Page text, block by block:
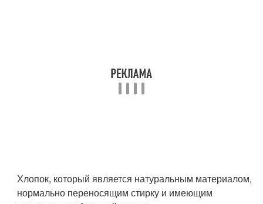
Хлопок, который является натуральным материалом,
нормально переносящим стирку и имеющим